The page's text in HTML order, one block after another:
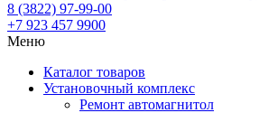
8 (3822) 97-99-00
+7 923 457 9900
Меню
Каталог товаров
Установочный комплекс
Ремонт автомагнитол